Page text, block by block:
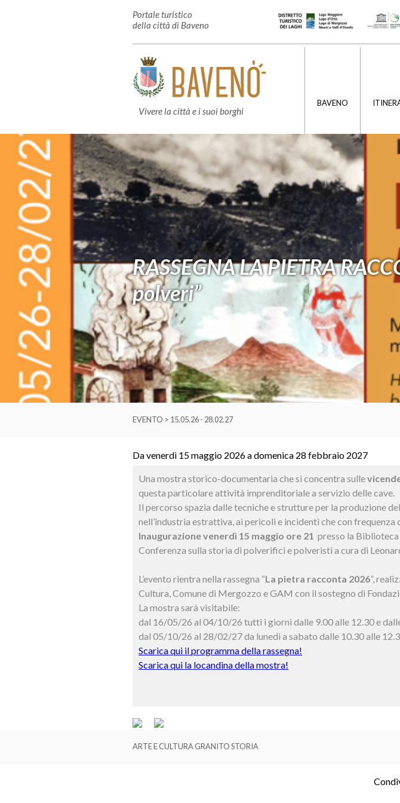
Portale turistico
della città di Baveno
Vivere la città e i suoi borghi
BAVENO
RASSEGNA LA PIETRA
polveri”
EVENTO > 15.05.26 - 28.02.27
Da venerdì 15 maggio 2026 a domenica 28 febbraio 2027
Una mostra storico-documentaria che si concentra sulle
questa particolare attività imprenditoriale a servizio delle cave.
Il percorso spazia dalle tecniche e strutture per la produzione
nell’industria estrattiva, ai pericoli e incidenti che con
Inaugurazione venerdì 15 maggio ore 21 presso la Biblioteca
Conferenza sulla storia di polverifici e polveristi a cura di
L’evento rientra nella rassegna “La pietra racconta 2026”,
Cultura, Comune di Mergozzo e GAM con il sostegno di
La mostra sarà visitabile:
dal 16/05/26 al 04/10/26 tutti i giorni dalle 9.00 alle 12.30 e
dal 05/10/26 al 28/02/27 da lunedì a sabato dalle 10.30 alle
Scarica qui il programma della rassegna!
Scarica qui la locandina della mostra!
ARTE E CULTURA GRANITO STORIA